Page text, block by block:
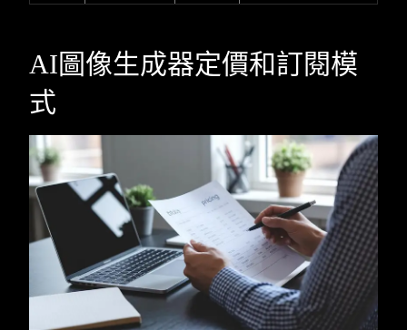
AI圖像生成器定價和訂閱模
式